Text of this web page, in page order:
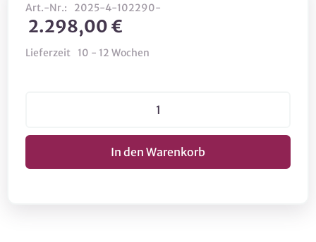
Art.-Nr.: 2025-4-102290-
2.298,00 €
Lieferzeit 10 - 12 Wochen